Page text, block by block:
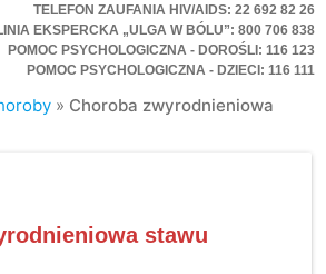
TELEFON ZAUFANIA HIV/AIDS: 22 692 82 26
EKSPERCKA „ULGA W BÓLU”: 800 706 838
POMOC PSYCHOLOGICZNA - DOROŚLI: 116 123
POMOC PSYCHOLOGICZNA - DZIECI: 116 111
» Choroba zwyrodnieniowa
stawu